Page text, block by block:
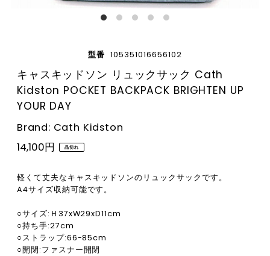
型番 105351016656102
キャスキッドソン リュックサック Cath
Kidston POCKET BACKPACK BRIGHTEN UP
YOUR DAY
Brand: Cath Kidston
14,100円 品切れ
軽くて丈夫なキャスキッドソンのリュックサックです。
A4サイズ収納可能です。
○サイズ:Ｈ37xW29xD11cm
○持ち手:27cm
○ストラップ:66-85cm
○開閉:ファスナー開閉